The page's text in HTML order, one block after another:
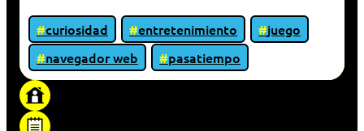
curiosidad entretenimiento
juego
navegador web
pasatiempo